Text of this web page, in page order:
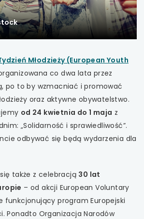
uwaga, link otwiera się w nowej karcie
uwaga, link otwiera się w nowej karcie
uwaga, link otwiera się w nowej karcie
uwaga, link otwiera się w nowej karcie
uwaga, link otwiera się w nowej karcie
uwaga, link otwiera się w nowej karcie
uwaga, link otwiera się w nowej karcie
uwaga, link otwiera się w nowej karcie
Młodzieży (European Youth
co dwa lata przez
po to by wzmacniać i promować
oraz aktywne obywatelstwo.
od 24 kwietnia do 1 maja z
„Solidarność i sprawiedliwość”.
odbywać się będą wydarzenia dla
także z celebracją 30 lat
– od akcji European Voluntary
funkcjonujący program Europejski
Ponadto Organizacja Narodów